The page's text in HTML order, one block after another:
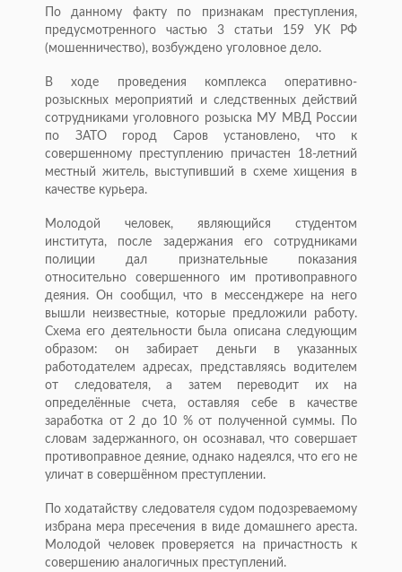
По данному факту по признакам преступления,
предусмотренного частью 3 статьи 159 УК РФ
(мошенничество), возбуждено уголовное дело.
В ходе проведения комплекса оперативно-
розыскных мероприятий и следственных действий
сотрудниками уголовного розыска МУ МВД России
по ЗАТО город Саров установлено, что к
совершенному преступлению причастен 18-летний
местный житель, выступивший в схеме хищения в
качестве курьера.
Молодой человек, являющийся студентом
института, после задержания его сотрудниками
полиции дал признательные показания
относительно совершенного им противоправного
деяния. Он сообщил, что в мессенджере на него
вышли неизвестные, которые предложили работу.
Схема его деятельности была описана следующим
образом: он забирает деньги в указанных
работодателем адресах, представляясь водителем
от следователя, а затем переводит их на
определённые счета, оставляя себе в качестве
заработка от 2 до 10 % от полученной суммы. По
словам задержанного, он осознавал, что совершает
противоправное деяние, однако надеялся, что его не
уличат в совершённом преступлении.
По ходатайству следователя судом подозреваемому
избрана мера пресечения в виде домашнего ареста.
Молодой человек проверяется на причастность к
совершению аналогичных преступлений.